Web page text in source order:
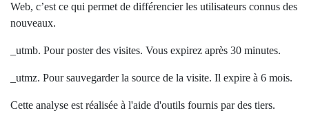
Web, c’est ce qui permet de différencier les utilisateurs connus des
nouveaux.
_utmb. Pour poster des visites. Vous expirez après 30 minutes.
_utmz. Pour sauvegarder la source de la visite. Il expire à 6 mois.
Cette analyse est réalisée à l'aide d'outils fournis par des tiers.